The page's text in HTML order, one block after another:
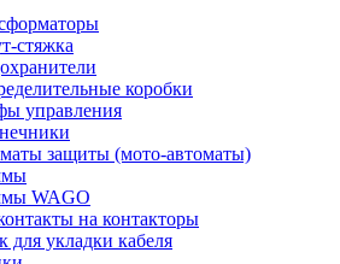
стяжка
коробки
управления
защиты (мото-автоматы)
WAGO
на контакторы
для укладки кабеля